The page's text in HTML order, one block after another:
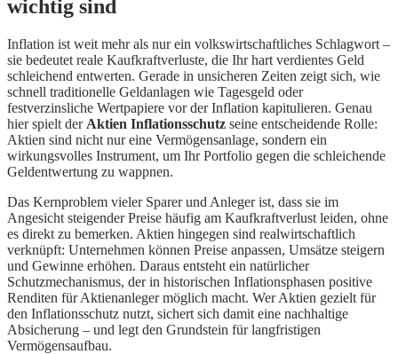
wichtig sind
Inflation ist weit mehr als nur ein volkswirtschaftliches Schlagwort –
sie bedeutet reale Kaufkraftverluste, die Ihr hart verdientes Geld
schleichend entwerten. Gerade in unsicheren Zeiten zeigt sich, wie
schnell traditionelle Geldanlagen wie Tagesgeld oder
festverzinsliche Wertpapiere vor der Inflation kapitulieren. Genau
hier spielt der Aktien Inflationsschutz seine entscheidende Rolle:
Aktien sind nicht nur eine Vermögensanlage, sondern ein
wirkungsvolles Instrument, um Ihr Portfolio gegen die schleichende
Geldentwertung zu wappnen.
Das Kernproblem vieler Sparer und Anleger ist, dass sie im
Angesicht steigender Preise häufig am Kaufkraftverlust leiden, ohne
es direkt zu bemerken. Aktien hingegen sind realwirtschaftlich
verknüpft: Unternehmen können Preise anpassen, Umsätze steigern
und Gewinne erhöhen. Daraus entsteht ein natürlicher
Schutzmechanismus, der in historischen Inflationsphasen positive
Renditen für Aktienanleger möglich macht. Wer Aktien gezielt für
den Inflationsschutz nutzt, sichert sich damit eine nachhaltige
Absicherung – und legt den Grundstein für langfristigen
Vermögensaufbau.